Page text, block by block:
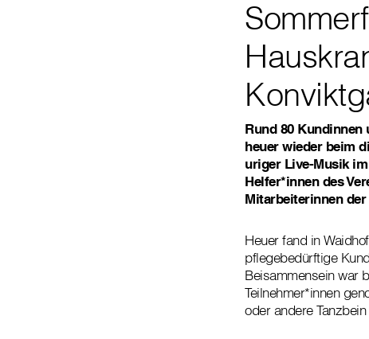
Rund 80 Kundinnen
heuer wieder beim
uriger Live-Musik
Helfer*innen des
Mitarbeiterinnen
Heuer fand in
pflegebedürftige
Beisammensein war
Teilnehmer*innen
oder andere